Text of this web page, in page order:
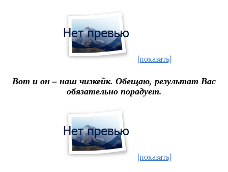
[показать]
Вот и он – наш чизкейк. Обещаю, результат Вас
обязательно порадует.
[показать]